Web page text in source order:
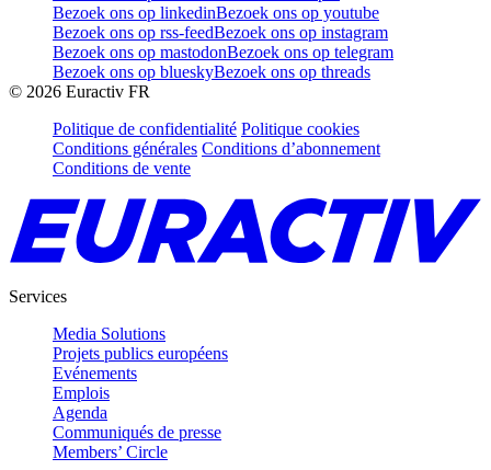
Bezoek ons op linkedinBezoek ons op youtube
Bezoek ons op rss-feedBezoek ons op instagram
Bezoek ons op mastodonBezoek ons op telegram
Bezoek ons op blueskyBezoek ons op threads
© 2026 Euractiv FR
Politique de confidentialité Politique cookies
Conditions générales Conditions d’abonnement
Conditions de vente
Services
Media Solutions
Projets publics européens
Evénements
Emplois
Agenda
Communiqués de presse
Members’ Circle